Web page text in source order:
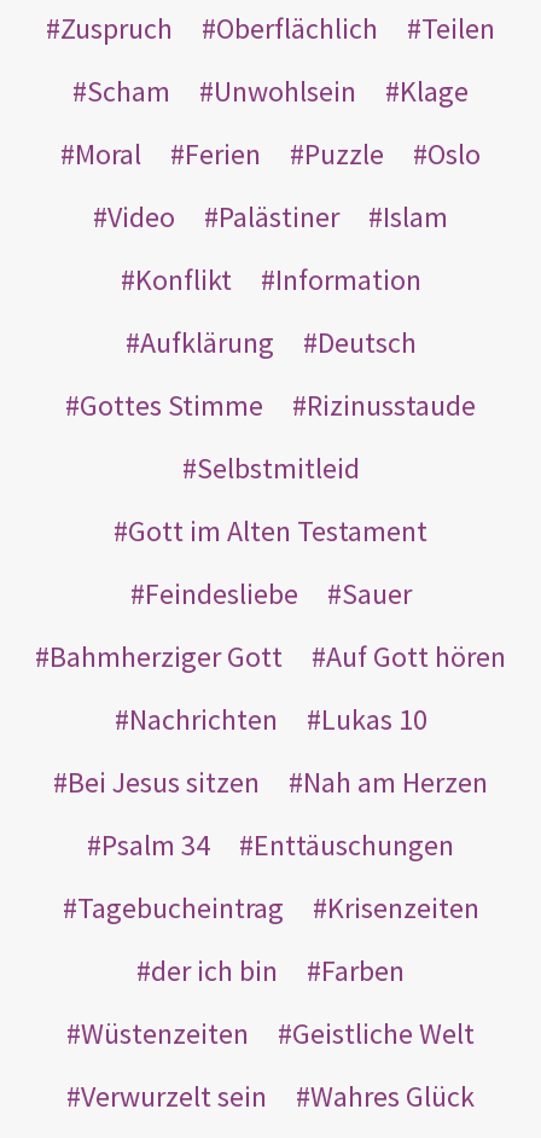
Zuspruch
Oberflächlich
Teilen
Scham
Unwohlsein
Klage
Moral
Ferien Puzzle
Oslo
Video
Palästiner
Islam
Konflikt
Information
Aufklärung
Deutsch
Gottes Stimme
Rizinusstaude
Selbstmitleid
Gott im Alten Testament
Feindesliebe
Sauer
Bahmherziger Gott
Auf Gott hören
Nachrichten
Lukas 10
Bei Jesus sitzen
Nah am Herzen
Psalm 34
Enttäuschungen
Tagebucheintrag
Krisenzeiten
der ich bin
Farben
Wüstenzeiten
Geistliche Welt
Verwurzelt sein
Wahres Glück